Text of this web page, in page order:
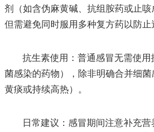
剂（如含伪麻黄碱、抗组胺药或止咳
但需避免同时服用多种复方药以防止
抗生素使用：普通感冒无需使用
菌感染的药物），除非明确合并细菌
黄痰或持续高热）。
日常建议：感冒期间注意补充营